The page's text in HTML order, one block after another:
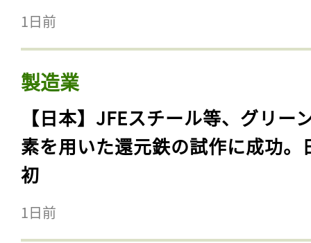
1日前
製造業
【日本】JFEスチール等、グリー
素を用いた還元鉄の試作に成功。
初
1日前